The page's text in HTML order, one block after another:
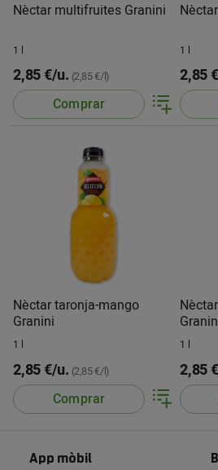
Nèctar multifruites Granini
1 l
2,85 €/u. (2,85 €/l)
Comprar
1 l
2,85
Nèctar taronja-mango
Granini
1 l
2,85 €/u. (2,85 €/l)
Comprar
1 l
2,85
App mòbil